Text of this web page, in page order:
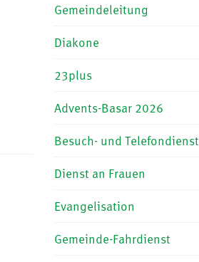
Gemeindeleitung
Diakone
23plus
Advents-Basar 2026
Besuch- und Telefondienst
Dienst an Frauen
Evangelisation
Gemeinde-Fahrdienst